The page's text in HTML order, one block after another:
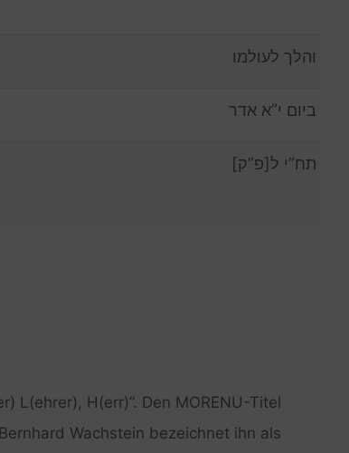
והלך לעולמו
ביום י”א אדר
תח”י ל[פ”ק]
L(ehrer), H(err)”. Den MORENU-Titel
Wachstein bezeichnet ihn als